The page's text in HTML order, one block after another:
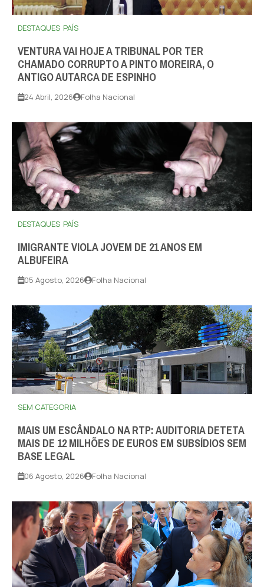
DESTAQUES PAÍS
VENTURA VAI HOJE A TRIBUNAL POR TER
CHAMADO CORRUPTO A PINTO MOREIRA, O
ANTIGO AUTARCA DE ESPINHO
24 Abril, 2026 Folha Nacional
DESTAQUES PAÍS
IMIGRANTE VIOLA JOVEM DE 21 ANOS EM
ALBUFEIRA
05 Agosto, 2026 Folha Nacional
SEM CATEGORIA
MAIS UM ESCÂNDALO NA RTP: AUDITORIA DETETA
MAIS DE 12 MILHÕES DE EUROS EM SUBSÍDIOS SEM
BASE LEGAL
06 Agosto, 2026 Folha Nacional